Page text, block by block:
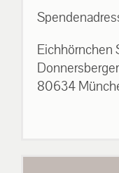
Eichhörnchen
80634